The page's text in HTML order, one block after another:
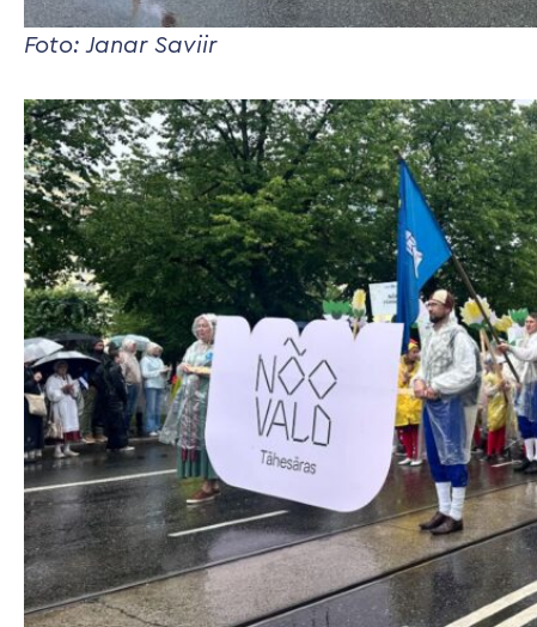
Foto: Janar Saviir